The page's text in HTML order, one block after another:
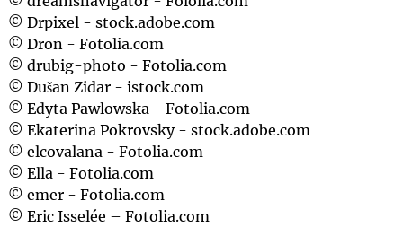
© Drpixel - stock.adobe.com
© Dron - Fotolia.com
© drubig-photo - Fotolia.com
© Dušan Zidar - istock.com
© Edyta Pawlowska - Fotolia.com
© Ekaterina Pokrovsky - stock.adobe.com
© elcovalana - Fotolia.com
© Ella - Fotolia.com
© emer - Fotolia.com
© Eric Isselée – Fotolia.com